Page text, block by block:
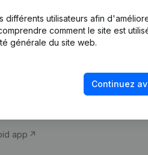
différents utilisateurs afin
comment le site est
générale du site web.
Continuez
app
fraude